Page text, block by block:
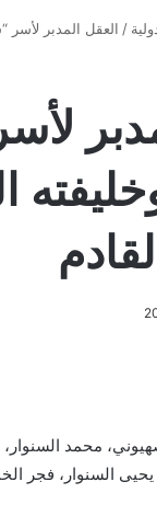
/ العقل المدبر لأسر
محمد
السنوار، فجر